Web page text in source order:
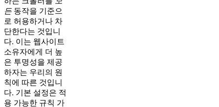
든 동작을 기준으
로 허용하거나 차
단한다는 것입니
다. 이는 웹사이트
소유자에게 더 높
은 투명성을 제공
하자는 우리의 원
칙에 따른 것입니
다. 기본 설정은 적
용 가능한 규칙 가